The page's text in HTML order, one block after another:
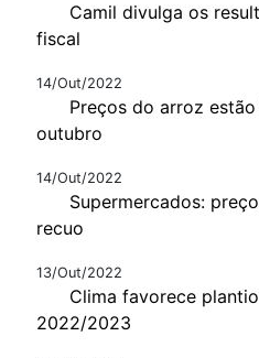
Camil divulga os
fiscal
14/Out/2022
Preços do arroz
outubro
14/Out/2022
Supermercados:
recuo
13/Out/2022
Clima favorece
2022/2023